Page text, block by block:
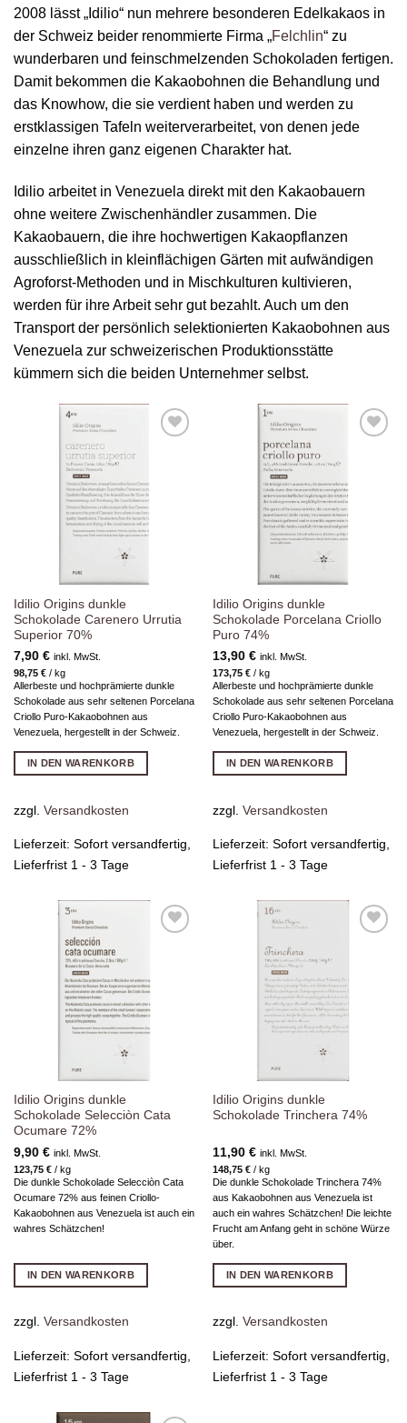
2008 lässt „Idilio“ nun mehrere besonderen Edelkakaos in
der Schweiz beider renommierte Firma „Felchlin“ zu
wunderbaren und feinschmelzenden Schokoladen fertigen.
Damit bekommen die Kakaobohnen die Behandlung und
das Knowhow, die sie verdient haben und werden zu
erstklassigen Tafeln weiterverarbeitet, von denen jede
einzelne ihren ganz eigenen Charakter hat.
Idilio arbeitet in Venezuela direkt mit den Kakaobauern
ohne weitere Zwischenhändler zusammen. Die
Kakaobauern, die ihre hochwertigen Kakaopflanzen
ausschließlich in kleinflächigen Gärten mit aufwändigen
Agroforst-Methoden und in Mischkulturen kultivieren,
werden für ihre Arbeit sehr gut bezahlt. Auch um den
Transport der persönlich selektionierten Kakaobohnen aus
Venezuela zur schweizerischen Produktionsstätte
kümmern sich die beiden Unternehmer selbst.
Wunschliste
Idilio Origins dunkle
Schokolade Carenero Urrutia
Superior 70%
7,90 € inkl. MwSt.
98,75 €/ kg
Allerbeste und hochprämierte dunkle
Schokolade aus sehr seltenen Porcelana
Criollo Puro-Kakaobohnen aus
Venezuela, hergestellt in der Schweiz.
IN DEN WARENKORB
zzgl. Versandkosten
Lieferzeit: Sofort versandfertig,
Lieferfrist 1 - 3 Tage
Wunschliste
Idilio Origins dunkle
Schokolade Porcelana Criollo
Puro 74%
13,90 € inkl. MwSt.
173,75 €/ kg
Allerbeste und hochprämierte dunkle
Schokolade aus sehr seltenen Porcelana
Criollo Puro-Kakaobohnen aus
Venezuela, hergestellt in der Schweiz.
IN DEN WARENKORB
zzgl. Versandkosten
Lieferzeit: Sofort versandfertig,
Lieferfrist 1 - 3 Tage
Wunschliste
Idilio Origins dunkle
Schokolade Selecciòn Cata
Ocumare 72%
9,90 € inkl. MwSt.
123,75 €/ kg
Die dunkle Schokolade Selecciòn Cata
Ocumare 72% aus feinen Criollo-
Kakaobohnen aus Venezuela ist auch ein
wahres Schätzchen!
IN DEN WARENKORB
zzgl. Versandkosten
Lieferzeit: Sofort versandfertig,
Lieferfrist 1 - 3 Tage
Wunschliste
Idilio Origins dunkle
Schokolade Trinchera 74%
11,90 € inkl. MwSt.
148,75 €/ kg
Die dunkle Schokolade Trinchera 74%
aus Kakaobohnen aus Venezuela ist
auch ein wahres Schätzchen! Die leichte
Frucht am Anfang geht in schöne Würze
über.
IN DEN WARENKORB
zzgl. Versandkosten
Lieferzeit: Sofort versandfertig,
Lieferfrist 1 - 3 Tage